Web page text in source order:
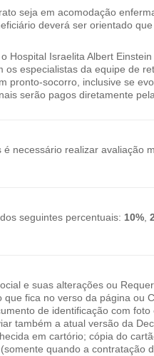
seja em acomodação
deverá ser orientado
Hospital Israelita Albert
os especialistas da equipe de
pronto-socorro, inclusive se
serão pagos diretamente
necessário realizar avaliação
seguintes percentuais: 10%,
e suas alterações ou
fica no verso da página ou
de identificação com foto
também a atual versão da
em cartório; cópia do
quando a contratação